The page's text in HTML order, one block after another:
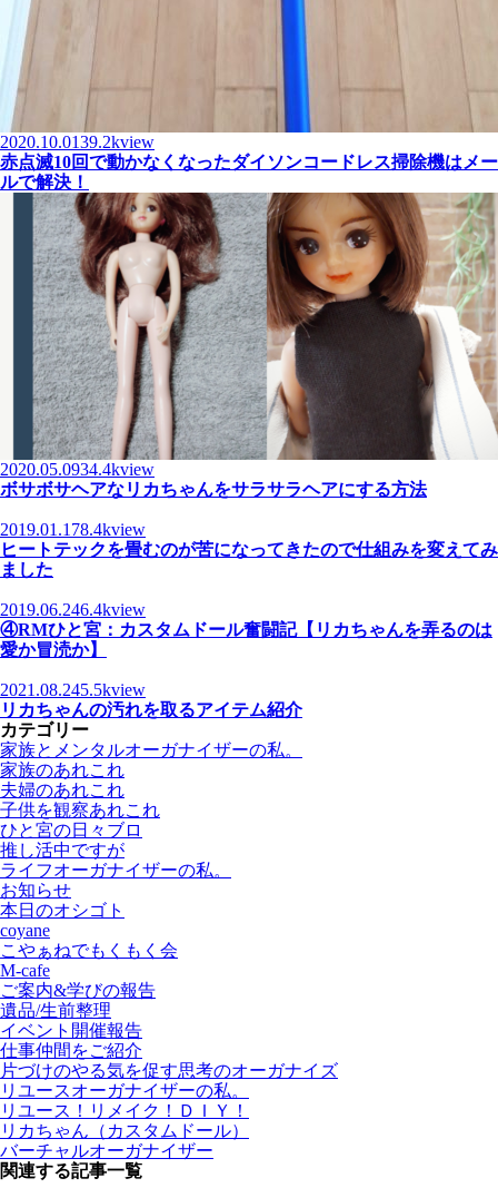
2020.10.0139.2kview
赤点滅10回で動かなくなったダイソンコードレス掃除機はメー
ルで解決！
2020.05.0934.4kview
ボサボサヘアなリカちゃんをサラサラヘアにする方法
2019.01.178.4kview
ヒートテックを畳むのが苦になってきたので仕組みを変えてみ
ました
2019.06.246.4kview
④RMひと宮：カスタムドール奮闘記【リカちゃんを弄るのは
愛か冒涜か】
2021.08.245.5kview
リカちゃんの汚れを取るアイテム紹介
カテゴリー
家族とメンタルオーガナイザーの私。
家族のあれこれ
夫婦のあれこれ
子供を観察あれこれ
ひと宮の日々ブロ
推し活中ですが
ライフオーガナイザーの私。
お知らせ
本日のオシゴト
coyane
こやぁねでもくもく会
M-cafe
ご案内&学びの報告
遺品/生前整理
イベント開催報告
仕事仲間をご紹介
片づけのやる気を促す思考のオーガナイズ
リユースオーガナイザーの私。
リユース！リメイク！ＤＩＹ！
リカちゃん（カスタムドール）
バーチャルオーガナイザー
関連する記事一覧